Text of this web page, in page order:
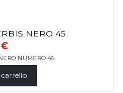
NERO 45
NUMERO 45